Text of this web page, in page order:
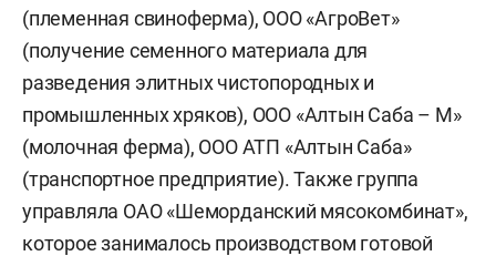
(племенная свиноферма), ООО «АгроВет»
(получение семенного материала для
разведения элитных чистопородных и
промышленных хряков), ООО «Алтын Саба – М»
(молочная ферма), ООО АТП «Алтын Саба»
(транспортное предприятие). Также группа
управляла ОАО «Шеморданский мясокомбинат»,
которое занималось производством готовой